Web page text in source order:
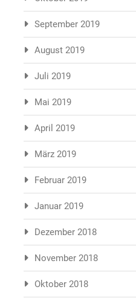
September 2019
August 2019
Juli 2019
Mai 2019
April 2019
März 2019
Februar 2019
Januar 2019
Dezember 2018
November 2018
Oktober 2018